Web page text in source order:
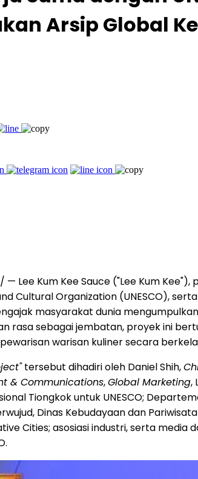
Arsip Global
— Lee Kum Kee Sauce ("Lee Kum
Cultural Organization (UNESCO),
masyarakat dunia
rasa sebagai jembatan, proyek ini
warisan kuliner secara
tersebut dihadiri oleh Daniel Shih,
& Communications,Global Marketing,
Tiongkok untuk UNESCO;
Dinas Kebudayaan dan
Cities; asosiasi industri, serta media